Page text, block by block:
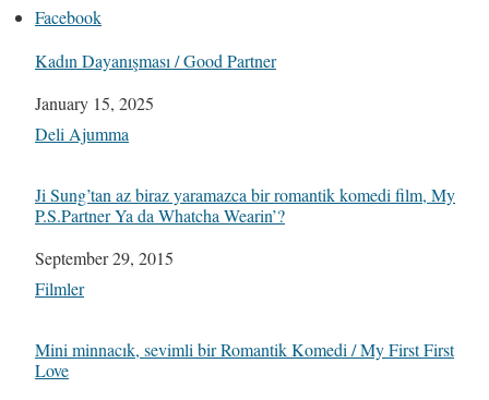
Facebook
Kadın Dayanışması / Good Partner
Date
January 15, 2025
In relation to
Deli Ajumma
Ji Sung’tan az biraz yaramazca bir romantik komedi film, My
P.S.Partner Ya da Whatcha Wearin’?
Date
September 29, 2015
In relation to
Filmler
Mini minnacık, sevimli bir Romantik Komedi / My First First
Love